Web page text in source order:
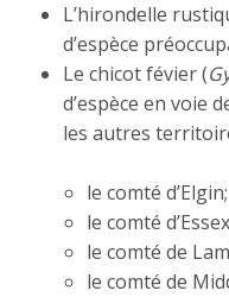
L’hirondelle
d’espèce
Le chicot févier (
d’espèce en voie
les autres
le comté d’Elgin;
le comté
le comté de
le comté de